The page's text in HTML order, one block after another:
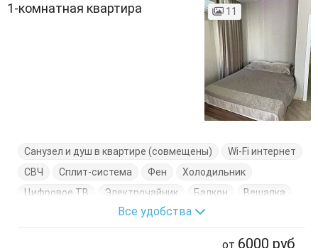
1-комнатная квартира 11
Санузел и душ в квартире (совмещены)
Wi-Fi интернет
СВЧ
Сплит-система Фен
Холодильник
Цифровое ТВ
Электрочайник Балкон
Вешалка
Журнальный столик
Все удобства
от 6000 руб